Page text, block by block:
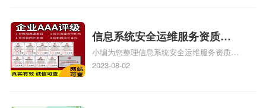
信息系统安全运维服务资质二
级费用，信息系统安全运维服
务资质二级
小编为您整理信息系统安全运维服务资质认
证证书机构有哪些、安全运维服务资质的费
2023-08-02